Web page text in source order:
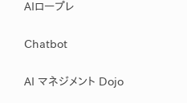
AIロープレ
Chatbot
AI マネジメント Dojo